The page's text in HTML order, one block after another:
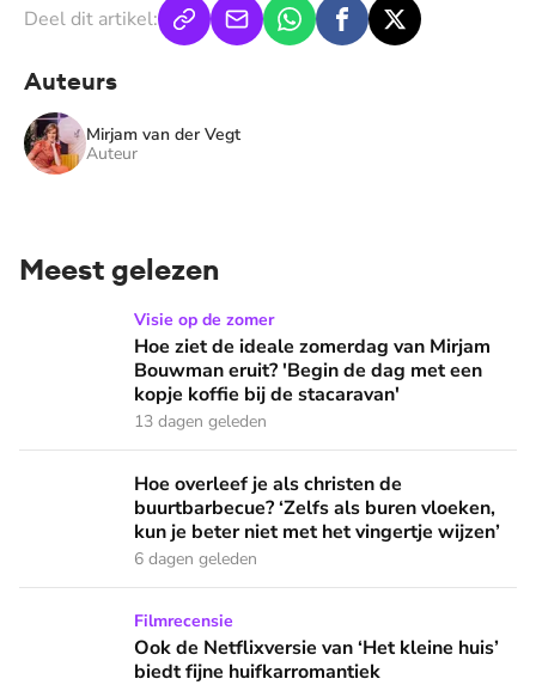
Deel dit artikel:
Auteurs
Mirjam van der Vegt
Auteur
Meest gelezen
Hoe ziet de ideale zomerdag van Mirjam Bouwman eruit?
Visie op de zomer
Hoe ziet de ideale zomerdag van Mirjam
Bouwman eruit? 'Begin de dag met een
kopje koffie bij de stacaravan'
13 dagen geleden
Hoe overleef je als christen de buurtbarbecue? ‘Zelfs als
Hoe overleef je als christen de
buurtbarbecue? ‘Zelfs als buren vloeken,
kun je beter niet met het vingertje wijzen’
6 dagen geleden
Ook de Netflixversie van ‘Het kleine huis’ biedt fijne
Filmrecensie
Ook de Netflixversie van ‘Het kleine huis’
biedt fijne huifkarromantiek